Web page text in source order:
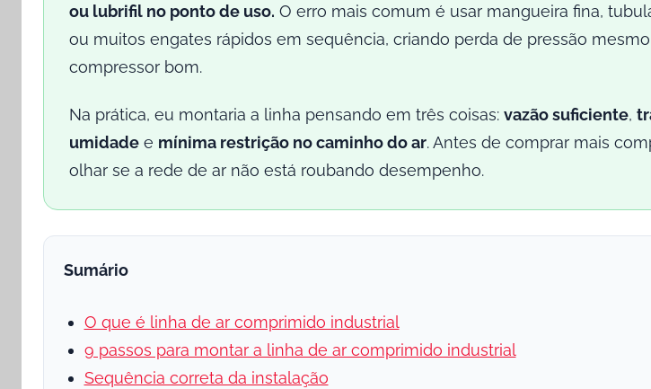
ou lubrifil no ponto de uso. O erro mais comum é usar mangueira fina,
ou muitos engates rápidos em sequência, criando perda de pressão
compressor bom.
Na prática, eu montaria a linha pensando em três coisas: vazão suficiente,
umidade e mínima restrição no caminho do ar. Antes de comprar mais
olhar se a rede de ar não está roubando desempenho.
Sumário
O que é linha de ar comprimido industrial
9 passos para montar a linha de ar comprimido industrial
Sequência correta da instalação